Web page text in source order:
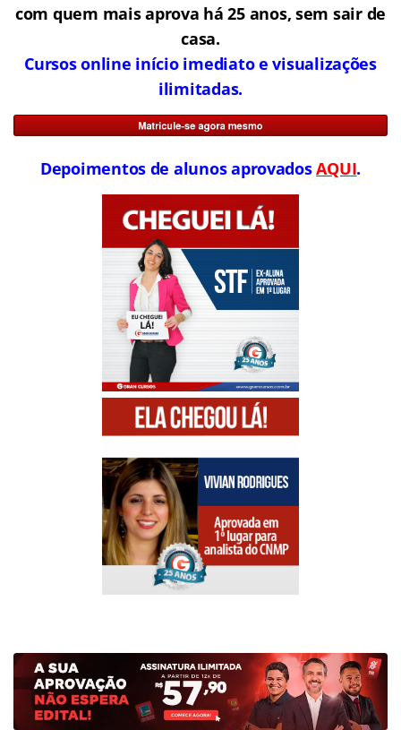
com quem mais aprova há 25 anos, sem sair de
casa.
Cursos online início imediato e visualizações
ilimitadas.
Depoimentos de alunos aprovadosAQUI.